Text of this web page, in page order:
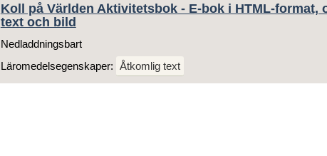
Koll på Världen Aktivitetsbok - E-bok i HTML-format,
text och bild
Nedladdningsbart
Läromedelsegenskaper: Åtkomlig text